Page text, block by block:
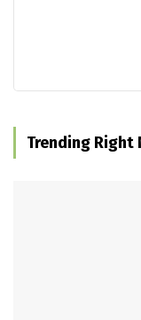
Trending Right